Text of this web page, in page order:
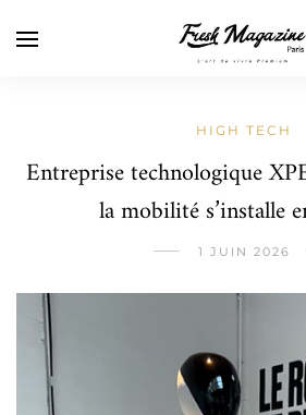
HIGH TECH
Entreprise technologique
la mobilité s’installe
1 JUIN 2026